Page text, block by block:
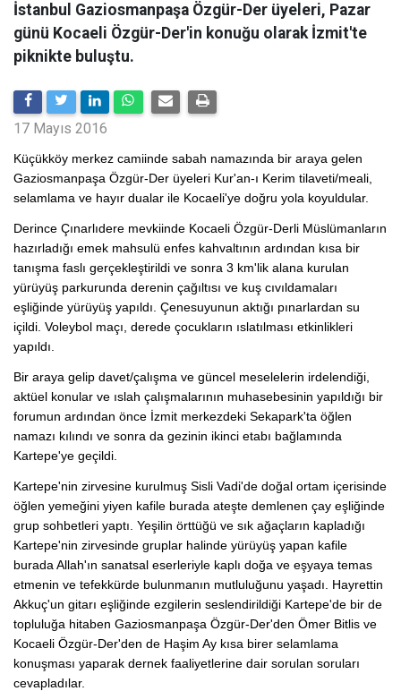
İstanbul Gaziosmanpaşa Özgür-Der üyeleri, Pazar
günü Kocaeli Özgür-Der'in konuğu olarak İzmit'te
piknikte buluştu.
17 Mayıs 2016
Küçükköy merkez camiinde sabah namazında bir araya gelen
Gaziosmanpaşa Özgür-Der üyeleri Kur'an-ı Kerim tilaveti/meali,
selamlama ve hayır dualar ile Kocaeli'ye doğru yola koyuldular.
Derince Çınarlıdere mevkiinde Kocaeli Özgür-Derli Müslümanların
hazırladığı emek mahsulü enfes kahvaltının ardından kısa bir
tanışma faslı gerçekleştirildi ve sonra 3 km'lik alana kurulan
yürüyüş parkurunda derenin çağıltısı ve kuş cıvıldamaları
eşliğinde yürüyüş yapıldı. Çenesuyunun aktığı pınarlardan su
içildi. Voleybol maçı, derede çocukların ıslatılması etkinlikleri
yapıldı.
Bir araya gelip davet/çalışma ve güncel meselelerin irdelendiği,
aktüel konular ve ıslah çalışmalarının muhasebesinin yapıldığı bir
forumun ardından önce İzmit merkezdeki Sekapark'ta öğlen
namazı kılındı ve sonra da gezinin ikinci etabı bağlamında
Kartepe'ye geçildi.
Kartepe'nin zirvesine kurulmuş Sisli Vadi'de doğal ortam içerisinde
öğlen yemeğini yiyen kafile burada ateşte demlenen çay eşliğinde
grup sohbetleri yaptı. Yeşilin örttüğü ve sık ağaçların kapladığı
Kartepe'nin zirvesinde gruplar halinde yürüyüş yapan kafile
burada Allah'ın sanatsal eserleriyle kaplı doğa ve eşyaya temas
etmenin ve tefekkürde bulunmanın mutluluğunu yaşadı. Hayrettin
Akkuç'un gitarı eşliğinde ezgilerin seslendirildiği Kartepe'de bir de
topluluğa hitaben Gaziosmanpaşa Özgür-Der'den Ömer Bitlis ve
Kocaeli Özgür-Der'den de Haşim Ay kısa birer selamlama
konuşması yaparak dernek faaliyetlerine dair sorulan soruları
cevapladılar.